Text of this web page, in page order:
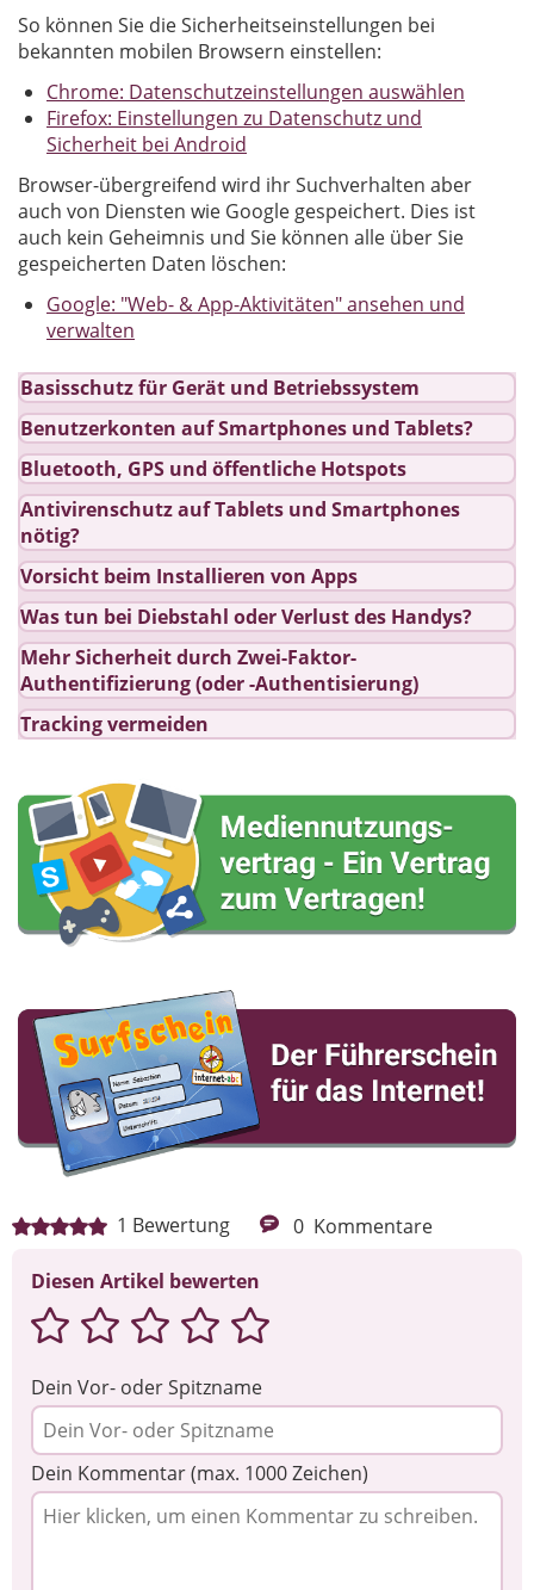
So können Sie die Sicherheitseinstellungen bei
bekannten mobilen Browsern einstellen:
Chrome: Datenschutzeinstellungen auswählen
Firefox: Einstellungen zu Datenschutz und
Sicherheit bei Android
Browser-übergreifend wird ihr Suchverhalten aber
auch von Diensten wie Google gespeichert. Dies ist
auch kein Geheimnis und Sie können alle über Sie
gespeicherten Daten löschen:
Google: "Web- & App-Aktivitäten" ansehen und
verwalten
1 Bewertung 0 Kommentare
Diesen Artikel bewerten
Dein Vor- oder Spitzname
Dein Kommentar (max. 1000 Zeichen)
Basisschutz für Gerät und Betriebssystem
Benutzerkonten auf Smartphones und Tablets?
Bluetooth, GPS und öffentliche Hotspots
Antivirenschutz auf Tablets und Smartphones
nötig?
Vorsicht beim Installieren von Apps
Was tun bei Diebstahl oder Verlust des Handys?
Mehr Sicherheit durch Zwei-Faktor-
Authentifizierung (oder -Authentisierung)
Tracking vermeiden